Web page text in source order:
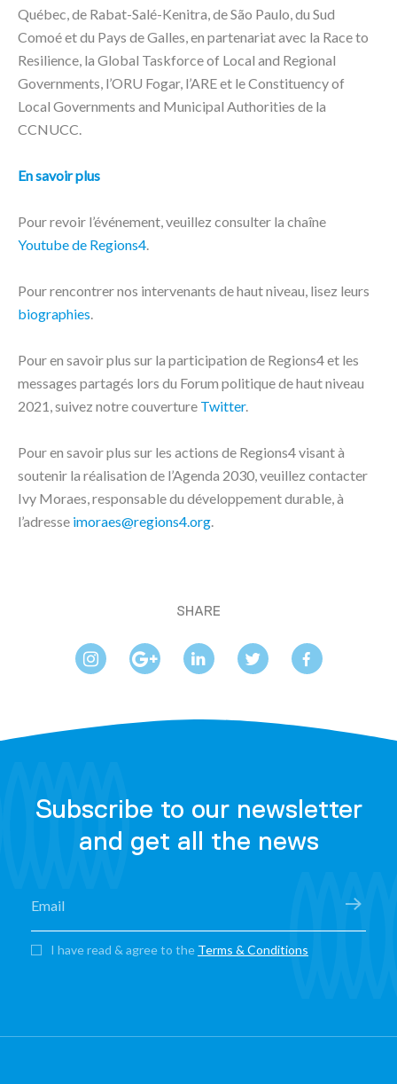
Québec, de Rabat-Salé-Kenitra, de São Paulo, du Sud
Comoé et du Pays de Galles, en partenariat avec la Race to
Resilience, la Global Taskforce of Local and Regional
Governments, l’ORU Fogar, l’ARE et le Constituency of
Local Governments and Municipal Authorities de la
CCNUCC.
En savoir plus
Pour revoir l’événement, veuillez consulter la chaîne
Youtube de Regions4.
Pour rencontrer nos intervenants de haut niveau, lisez leurs
biographies.
Pour en savoir plus sur la participation de Regions4 et les
messages partagés lors du Forum politique de haut niveau
2021, suivez notre couverture Twitter.
Pour en savoir plus sur les actions de Regions4 visant à
soutenir la réalisation de l’Agenda 2030, veuillez contacter
Ivy Moraes, responsable du développement durable, à
l’adresse imoraes@regions4.org.
SHARE
Subscribe to our newsletter
and get all the news
I have read & agree to the Terms & Conditions